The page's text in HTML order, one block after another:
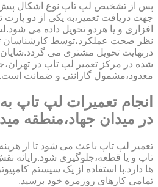
پس از تشخیص لپ تاپ نوع اشکال پیش
جهت دریافت تعمیر،به یکی از دو
افزاری و یا هردو تحویل داده می
نظر صحت عملکرد،توسط کارشناسان
درنهایت تحویل مشتری می
شده در مرکز تعمیر لپ تاپ در
معدود،مشمول گارانتی و ضمانت است.
انجام تعمیرات لپ
در میدان جهاد،منطقه
تعمیر لپ تاپ باعث می شود تا از
تاپ و یا قطعه،جلوگیری شود.رایانه
ها دارد.با استفاده از یک سیستم
تمامی کارهای روزمره خود برسید.